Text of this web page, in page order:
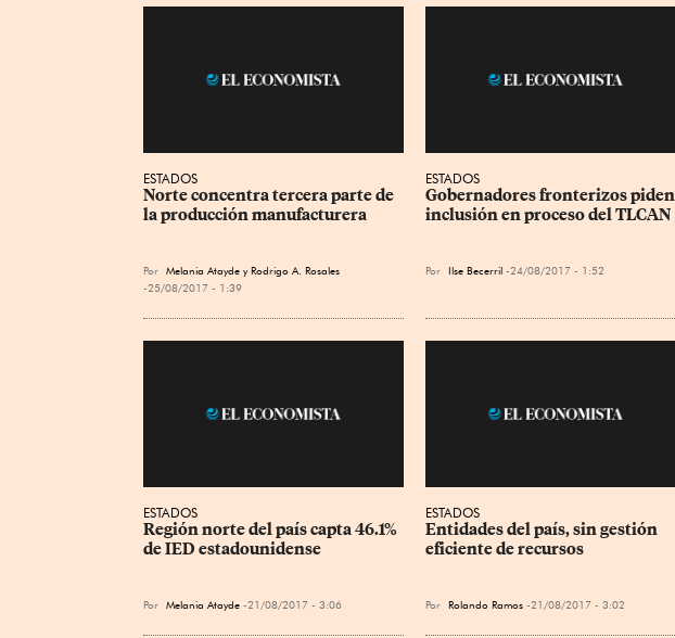
ESTADOS
Norte concentra tercera parte de
la producción manufacturera
Por Melania Atayde y Rodrigo A. Rosales
25/08/2017 - 1:39
ESTADOS
Gobernadores fronterizos piden
inclusión en proceso del TLCAN
Por Ilse Becerril 24/08/2017 - 1:52
ESTADOS
Región norte del país capta 46.1%
de IED estadounidense
Por Melania Atayde 21/08/2017 - 3:06
ESTADOS
Entidades del país, sin gestión
eficiente de recursos
Por Rolando Ramos 21/08/2017 - 3:02